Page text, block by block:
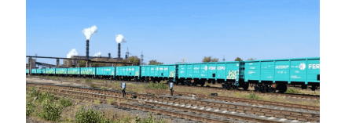
Ferrexpo
Poltava
Mining